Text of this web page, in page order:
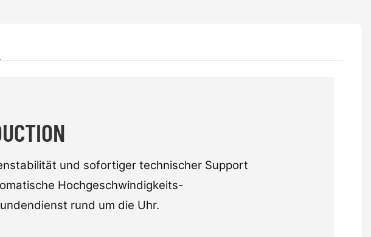
und sofortiger technischer Support
Hochgeschwindigkeits-
rund um die Uhr.